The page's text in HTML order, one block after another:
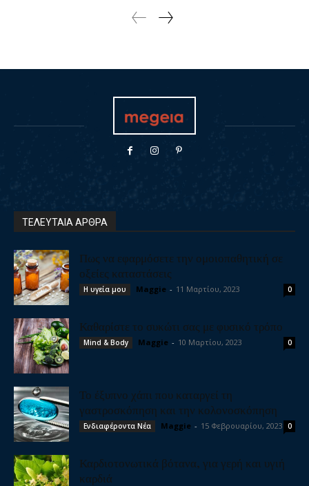
ΤΕΛΕΥΤΑΙΑ ΑΡΘΡΑ
Πως να εφαρμόσετε την ομοιοπαθητική σε
οξείες καταστάσεις
Η υγεία μου Maggie - 11 Μαρτίου, 2023 0
Καθαρίστε το συκώτι σας με φυσικό τρόπο
Mind & Body Maggie - 10 Μαρτίου, 2023 0
Το έξυπνο χάπι που καταργεί τη
γαστροσκόπηση και την κολονοσκόπηση
Ενδιαφέροντα Νέα Maggie - 15 Φεβρουαρίου, 2023 0
Καρδιοτονωτικά βότανα, για γερή και υγιή
καρδιά